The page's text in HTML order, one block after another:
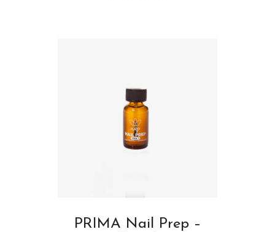
PRIMA Nail Prep –